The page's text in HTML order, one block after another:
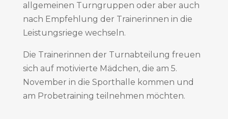
allgemeinen Turngruppen oder aber auch
nach Empfehlung der Trainerinnen in die
Leistungsriege wechseln.
Die Trainerinnen der Turnabteilung freuen
sich auf motivierte Mädchen, die am 5.
November in die Sporthalle kommen und
am Probetraining teilnehmen möchten.